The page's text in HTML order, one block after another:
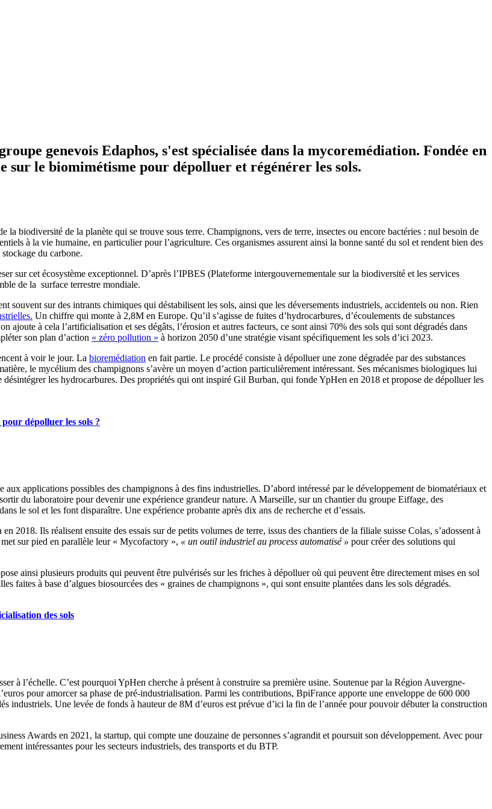
genevois Edaphos, s'est spécialisée dans la mycoremédiation. Fondée en
le biomimétisme pour dépolluer et régénérer les sols.
biodiversité de la planète qui se trouve sous terre. Champignons, vers de terre, insectes ou encore bactéries : nul besoin de
à la vie humaine, en particulier pour l’agriculture. Ces organismes assurent ainsi la bonne santé du sol et rendent bien des
du carbone.
sur cet écosystème exceptionnel. D’après l’IPBES (Plateforme intergouvernementale sur la biodiversité et les services
de la surface terrestre mondiale.
souvent sur des intrants chimiques qui déstabilisent les sols, ainsi que les déversements industriels, accidentels ou non. Rien
Un chiffre qui monte à 2,8M en Europe. Qu’il s’agisse de fuites d’hydrocarbures, d’écoulements de substances
à cela l’artificialisation et ses dégâts, l’érosion et autres facteurs, ce sont ainsi 70% des sols qui sont dégradés dans
son plan d’action « zéro pollution » à horizon 2050 d’une stratégie visant spécifiquement les sols d’ici 2023.
à voir le jour. La bioremédiation en fait partie. Le procédé consiste à dépolluer une zone dégradée par des substances
le mycélium des champignons s’avère un moyen d’action particulièrement intéressant. Ses mécanismes biologiques lui
désintégrer les hydrocarbures. Des propriétés qui ont inspiré Gil Burban, qui fonde YpHen en 2018 et propose de dépolluer les
dépolluer les sols ?
applications possibles des champignons à des fins industrielles. D’abord intéressé par le développement de biomatériaux et
du laboratoire pour devenir une expérience grandeur nature. A Marseille, sur un chantier du groupe Eiffage, des
le sol et les font disparaître. Une expérience probante après dix ans de recherche et d’essais.
2018. Ils réalisent ensuite des essais sur de petits volumes de terre, issus des chantiers de la filiale suisse Colas, s’adossent à
sur pied en parallèle leur « Mycofactory », « un outil industriel au process automatisé » pour créer des solutions qui
ainsi plusieurs produits qui peuvent être pulvérisés sur les friches à dépolluer où qui peuvent être directement mises en sol
faites à base d’algues biosourcées des « graines de champignons », qui sont ensuite plantées dans les sols dégradés.
des sols
à l’échelle. C’est pourquoi YpHen cherche à présent à construire sa première usine. Soutenue par la Région Auvergne-
pour amorcer sa phase de pré-industrialisation. Parmi les contributions, BpiFrance apporte une enveloppe de 600 000
industriels. Une levée de fonds à hauteur de 8M d’euros est prévue d’ici la fin de l’année pour pouvoir débuter la construction
Awards en 2021, la startup, qui compte une douzaine de personnes s’agrandit et poursuit son développement. Avec pour
intéressantes pour les secteurs industriels, des transports et du BTP.